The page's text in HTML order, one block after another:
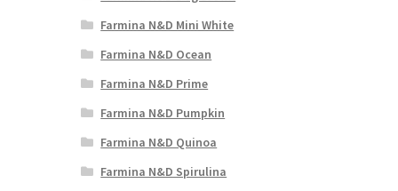
Farmina N&D Mini White
Farmina N&D Ocean
Farmina N&D Prime
Farmina N&D Pumpkin
Farmina N&D Quinoa
Farmina N&D Spirulina